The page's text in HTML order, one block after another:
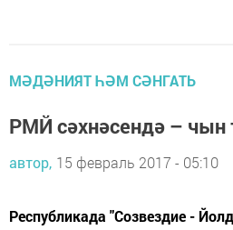
МӘДӘНИЯТ ҺӘМ СӘНГАТЬ
РМЙ сәхнәсендә – чын
автор, 15 февраль 2017 - 05:10
Республикада "Созвездие -